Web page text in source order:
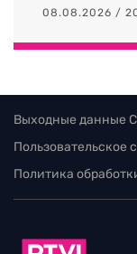
08.08.2026 /
Выходные данные
Пользовательское
Политика